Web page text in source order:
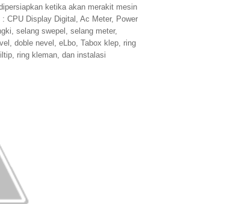
ketika akan merakit mesin
CPU Display Digital, Ac Meter, Power
selang swepel, selang meter,
doble nevel, eLbo, Tabox klep, ring
ring kleman, dan instalasi